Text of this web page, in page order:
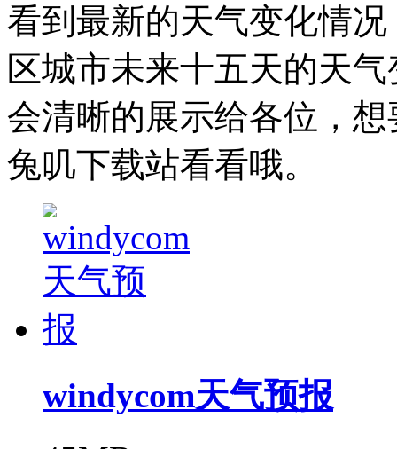
看到最新的天气变化情
区城市未来十五天的天
会清晰的展示给各位，
兔叽下载站看看哦。
windycom天气预报